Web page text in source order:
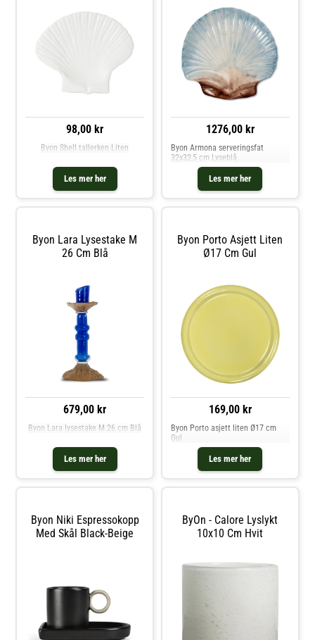
98,00 kr
Les mer her
Byon Shell tallerken Liten
1276,00 kr
Les mer her
Byon Armona serveringsfat
32x32,5 cm Lyseblå
Byon Lara Lysestake M
26 Cm Blå
679,00 kr
Les mer her
Byon Lara lysestake M 26 cm Blå
Byon Porto Asjett Liten
Ø17 Cm Gul
169,00 kr
Les mer her
Byon Porto asjett liten Ø17 cm
Gul
Byon Niki Espressokopp
Med Skål Black-Beige
ByOn - Calore Lyslykt
10x10 Cm Hvit